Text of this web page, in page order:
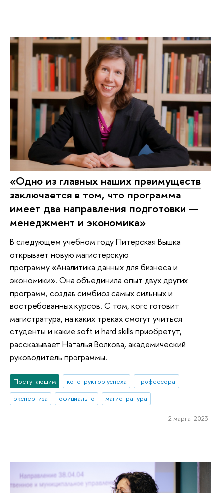
«Одно из главных наших преимуществ
заключается в том, что программа
имеет два направления подготовки —
менеджмент и экономика»
В следующем учебном году Питерская Вышка
открывает новую магистерскую
программу «Аналитика данных для бизнеса и
экономики». Она объединила опыт двух других
программ, создав симбиоз самых сильных и
востребованных курсов. О том, кого готовит
магистратура, на каких треках смогут учиться
студенты и какие soft и hard skills приобретут,
рассказывает Наталья Волкова, академический
руководитель программы.
Поступающим конструктор успеха
профессора
экспертиза
официально магистратура
2 марта 2023